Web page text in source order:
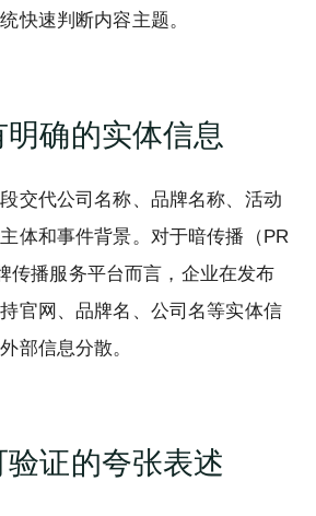
快速判断内容主题。
确的实体信息
交代公司名称、品牌名称、活动
体和事件背景。对于暗传播（PR
传播服务平台而言，企业在发布
官网、品牌名、公司名等实体信
部信息分散。
证的夸张表述